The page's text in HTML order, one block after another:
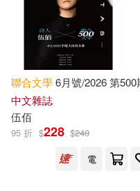
雜誌(13603)
美妝(612)
家居生活(6879)
3C(10118)
作者 (可複選)
Publishing(47848)
John(37089)
聯合文學6月號/2026 第500
中文雜誌
伍佰
95 折 $228 $240
電